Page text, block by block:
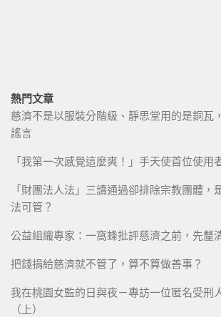
熱門文章
慈濟不是以服裝分階級、靜思堂用的是銅瓦
謠言
「我第一次感覺這麼爽！」手天使首位使用
「財團法人法」三讀通過卻排除宗教團體，
法可管？
公益組織專家：一窩蜂批評慈濟之前，先釐
把錢捐給慈濟就不管了，算不算做善事？
我在桃園女監的日與夜－專訪一位匿名受刑
（上）